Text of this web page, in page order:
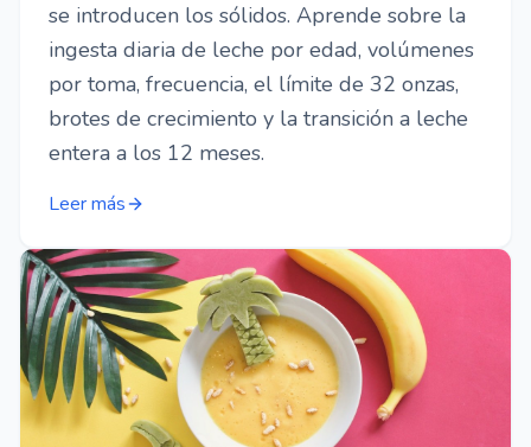
se introducen los sólidos. Aprende sobre la
ingesta diaria de leche por edad, volúmenes
por toma, frecuencia, el límite de 32 onzas,
brotes de crecimiento y la transición a leche
entera a los 12 meses.
Leer más